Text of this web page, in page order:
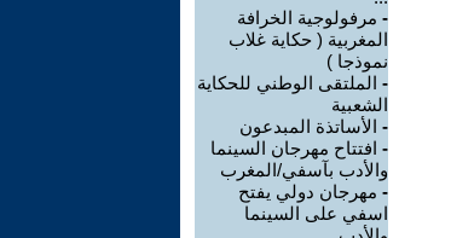
- مرفولوجية الخرافة
المغربية ( حكاية غلاب
نموذجا )
- الملتقى الوطني للحكاية
الشعبية
- الأساتذة المبدعون
- افتتاح مهرجان السينما
والأدب بآسفي/المغرب
- مهرجان دولي يفتح
اسفي على السينما